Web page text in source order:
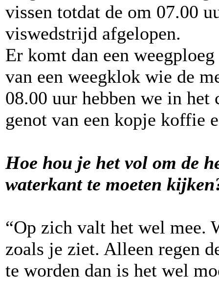
vissen totdat de om 07.00
viswedstrijd afgelopen.
Er komt dan een
van een weegklok wie de
08.00 uur hebben we in
genot van een kopje koffie
Hoe hou je het vol om de
waterkant te moeten
“Op zich valt het wel mee.
zoals je ziet. Alleen regen
te worden dan is het wel